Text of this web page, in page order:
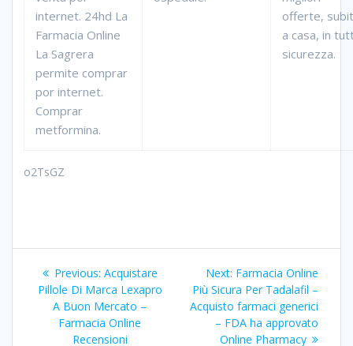
internet. 24hd La
Farmacia Online
La Sagrera
permite comprar
por internet.
Comprar
metformina.
offerte,
a casa, in
sicurezza.
o2TsGZ
Post
navigation
Previous: Previous
post:
Acquistare
Pillole Di Marca Lexapro
A Buon Mercato –
Farmacia Online
Recensioni
Next: Next
post:
Farmacia Online
Più Sicura Per Tadalafil –
Acquisto farmaci generici
– FDA ha approvato
Online Pharmacy